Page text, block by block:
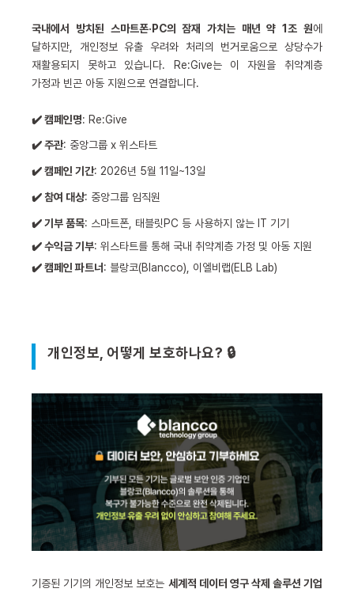
국내에서 방치된 스마트폰·PC의 잠재 가치는 매년 약 1조 원에
달하지만, 개인정보 유출 우려와 처리의 번거로움으로 상당수가
재활용되지 못하고 있습니다. Re:Give는 이 자원을 취약계층
가정과 빈곤 아동 지원으로 연결합니다.
✔️ 캠페인명: Re:Give
✔️ 주관: 중앙그룹 x 위스타트
✔️ 캠페인 기간: 2026년 5월 11일~13일
✔️ 참여 대상: 중앙그룹 임직원
✔️ 기부 품목: 스마트폰, 태블릿PC 등 사용하지 않는 IT 기기
✔️ 수익금 기부: 위스타트를 통해 국내 취약계층 가정 및 아동 지원
✔️ 캠페인 파트너: 블랑코(Blancco), 이엘비랩(ELB Lab)
개인정보, 어떻게 보호하나요? 🔒
기증된 기기의 개인정보 보호는 세계적 데이터 영구 삭제 솔루션 기업